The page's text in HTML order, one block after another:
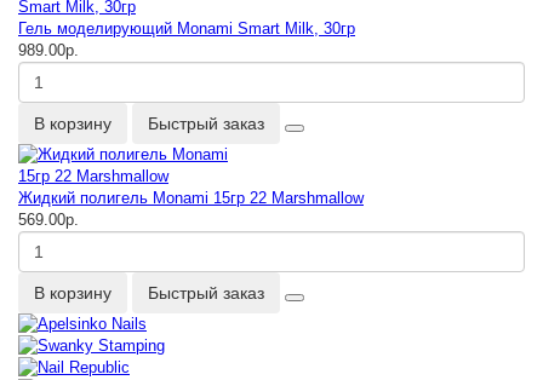
Гель моделирующий Monami Smart Milk, 30гр
989.00р.
В корзину Быстрый заказ
Жидкий полигель Monami 15гр 22 Marshmallow
569.00р.
В корзину Быстрый заказ